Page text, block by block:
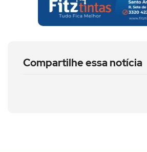
Compartilhe essa notícia